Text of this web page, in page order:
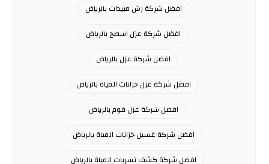
افضل شركة رش مبيدات بالرياض
افضل شركة عزل اسطح بالرياض
افضل شركة عزل بالرياض
افضل شركة عزل خزانات المياة بالرياض
افضل شركة عزل فوم بالرياض
افضل شركة غسيل خزانات المياة بالرياض
افضل شركة كشف تسربات المياة بالرياض